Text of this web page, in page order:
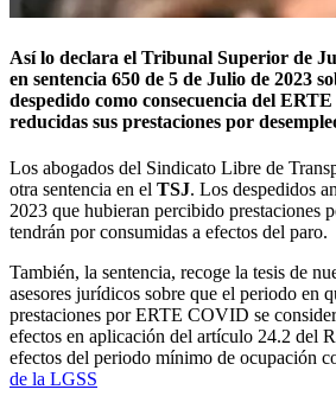
Así lo declara el Tribunal Superior de
en sentencia 650 de 5 de Julio de 2023
despedido como consecuencia del
reducidas sus prestaciones por
Los abogados del Sindicato Libre de
otra sentencia en el TSJ. Los despedidos
2023 que hubieran percibido prestaciones
tendrán por consumidas a efectos del paro.
También, la sentencia, recoge la tesis de
asesores jurídicos sobre que el periodo en
prestaciones por ERTE COVID se
efectos en aplicación del artículo 24.2 del
efectos del periodo mínimo de ocupación
de la LGSS